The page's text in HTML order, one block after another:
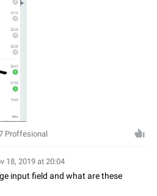
Proffesional
18, 2019 at 20:04
input field and what are these